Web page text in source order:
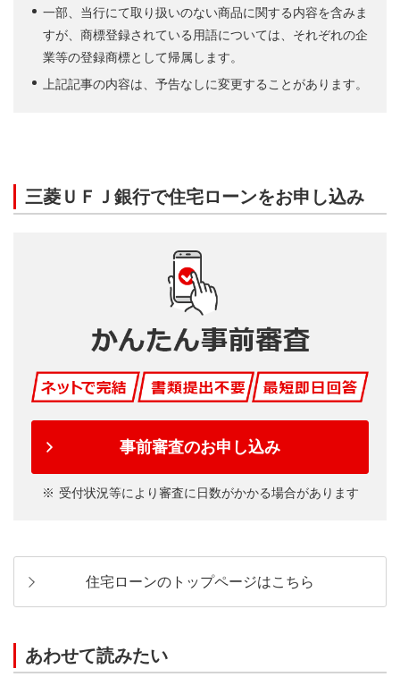
一部、当行にて取り扱いのない商品に関する内容を含みま
すが、商標登録されている用語については、それぞれの企
業等の登録商標として帰属します。
上記記事の内容は、予告なしに変更することがあります。
三菱ＵＦＪ銀行で住宅ローンをお申し込み
事前審査のお申し込み
受付状況等により審査に日数がかかる場合があります
住宅ローンのトップページはこちら
あわせて読みたい